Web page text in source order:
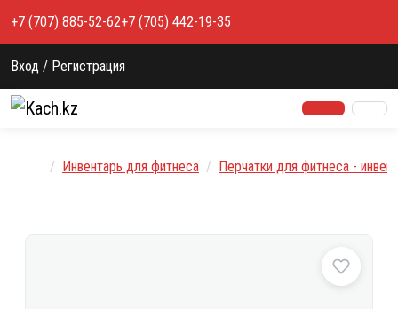
+7 (707) 885-52-62+7 (705) 442-19-35
Вход / Регистрация
Главная
Инвентарь для фитнеса Перчатки для фитнеса -